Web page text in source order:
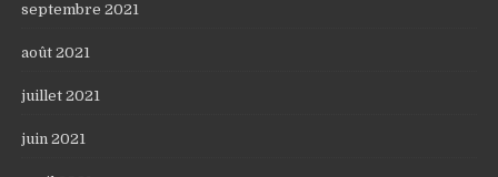
septembre 2021
août 2021
juillet 2021
juin 2021